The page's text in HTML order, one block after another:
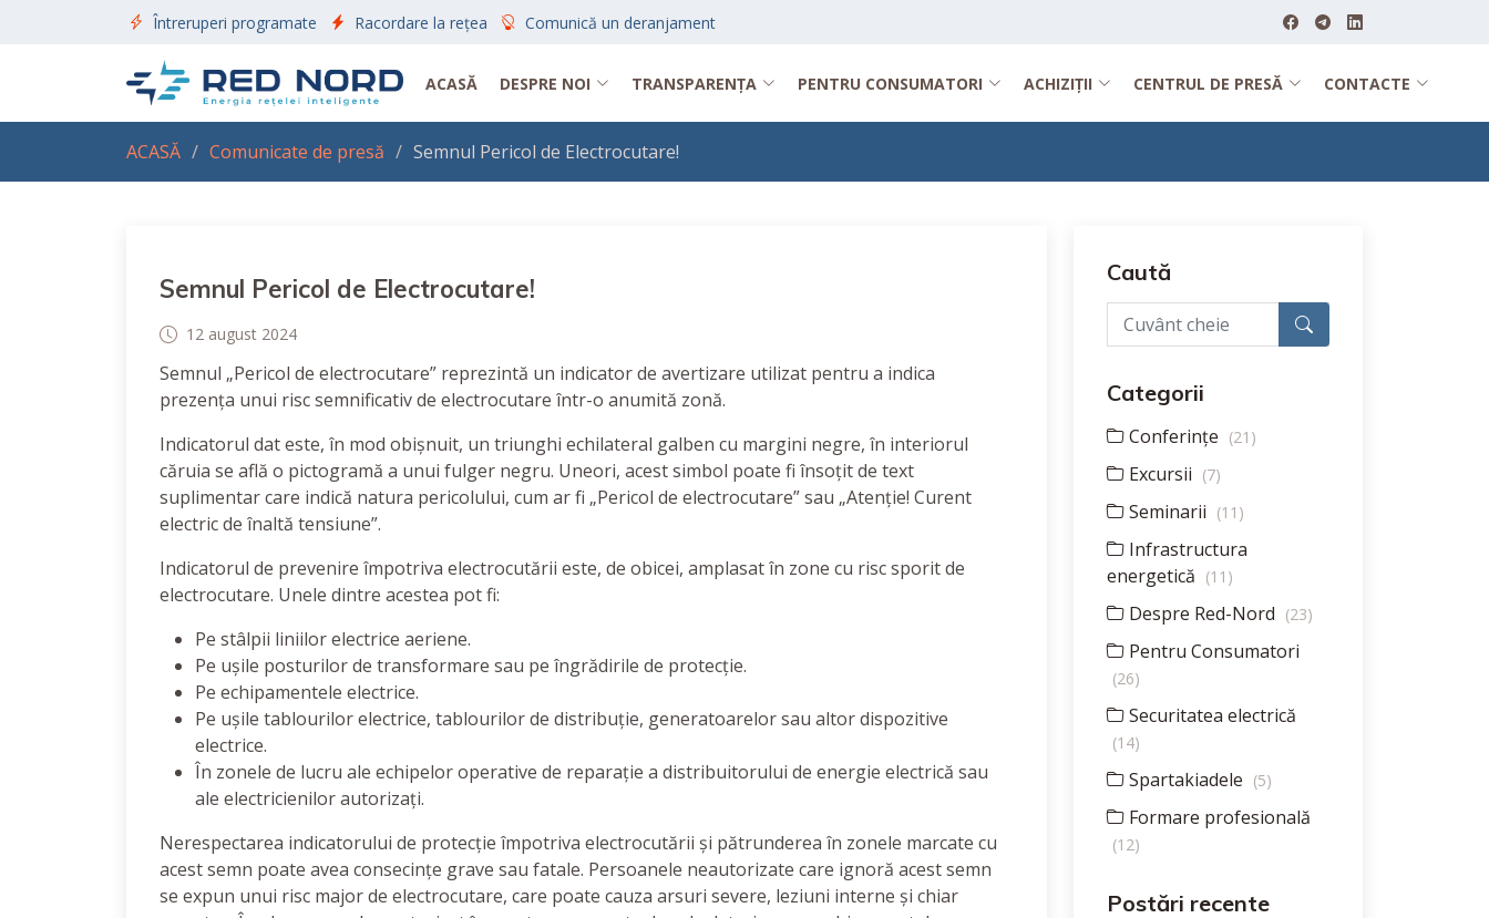
Întreruperi programate Racordare la rețea Comunică un deranjament
ACASĂ DESPRE NOI TRANSPARENȚA PENTRU CONSUMATORI ACHIZIȚII CENTRUL DE PRESĂ CONTACTE
ACASĂ Comunicate de presă Semnul Pericol de Electrocutare!
Semnul Pericol de Electrocutare!
12 august 2024
Semnul „Pericol de electrocutare” reprezintă un indicator de avertizare utilizat pentru a indica
prezența unui risc semnificativ de electrocutare într-o anumită zonă.
Indicatorul dat este, în mod obișnuit, un triunghi echilateral galben cu margini negre, în interiorul
căruia se află o pictogramă a unui fulger negru. Uneori, acest simbol poate fi însoțit de text
suplimentar care indică natura pericolului, cum ar fi „Pericol de electrocutare” sau „Atenție! Curent
electric de înaltă tensiune”.
Indicatorul de prevenire împotriva electrocutării este, de obicei, amplasat în zone cu risc sporit de
electrocutare. Unele dintre acestea pot fi:
Pe stâlpii liniilor electrice aeriene.
Pe ușile posturilor de transformare sau pe îngrădirile de protecție.
Pe echipamentele electrice.
Pe ușile tablourilor electrice, tablourilor de distribuție, generatoarelor sau altor dispozitive
electrice.
În zonele de lucru ale echipelor operative de reparație a distribuitorului de energie electrică sau
ale electricienilor autorizați.
Nerespectarea indicatorului de protecție împotriva electrocutării și pătrunderea în zonele marcate cu
acest semn poate avea consecințe grave sau fatale. Persoanele neautorizate care ignoră acest semn
se expun unui risc major de electrocutare, care poate cauza arsuri severe, leziuni interne și chiar
Caută
Categorii
Conferințe (21)
Excursii (7)
Seminarii (11)
Infrastructura
energetică (11)
Despre Red-Nord (23)
Pentru Consumatori
(26)
Securitatea electrică
(14)
Spartakiadele (5)
Formare profesională
(12)
Postări recente